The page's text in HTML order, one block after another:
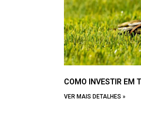
COMO INVESTIR EM
VER MAIS DETALHES »